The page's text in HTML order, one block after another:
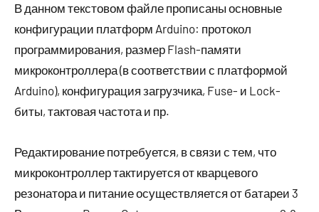
В данном текстовом файле прописаны основные
конфигурации платформ Arduino: протокол
программирования, размер Flash-памяти
микроконтроллера (в соответствии с платформой
Arduino), конфигурация загрузчика, Fuse- и Lock-
биты, тактовая частота и пр.
Редактирование потребуется, в связи с тем, что
микроконтроллер тактируется от кварцевого
резонатора и питание осуществляется от батареи 3